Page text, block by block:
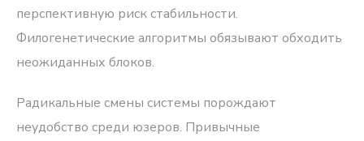
перспективную риск стабильности.
Филогенетические алгоритмы обязывают обходить
неожиданных блоков.
Радикальные смены системы порождают
неудобство среди юзеров. Привычные